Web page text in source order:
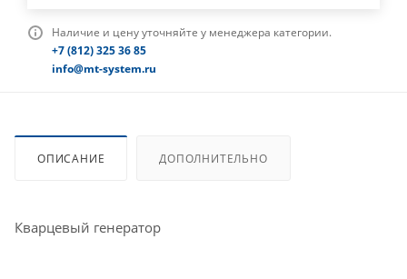
Наличие и цену уточняйте у менеджера категории.
+7 (812) 325 36 85
info@mt-system.ru
ОПИСАНИЕ ДОПОЛНИТЕЛЬНО
Кварцевый генератор